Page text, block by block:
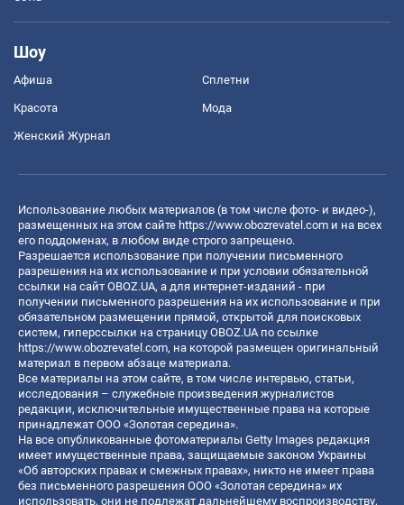
Шоу
Афиша Сплетни
Красота Мода
Женский Журнал
Использование любых материалов (в том числе фото- и видео-),
размещенных на этом сайте https://www.obozrevatel.com и на всех
его поддоменах, в любом виде строго запрещено.
Разрешается использование при получении письменного
разрешения на их использование и при условии обязательной
ссылки на сайт OBOZ.UA, а для интернет-изданий - при
получении письменного разрешения на их использование и при
обязательном размещении прямой, открытой для поисковых
систем, гиперссылки на страницу OBOZ.UA по ссылке
https://www.obozrevatel.com, на которой размещен оригинальный
материал в первом абзаце материала.
Все материалы на этом сайте, в том числе интервью, статьи,
исследования – служебные произведения журналистов
редакции, исключительные имущественные права на которые
принадлежат ООО «Золотая середина».
На все опубликованные фотоматериалы Getty Images редакция
имеет имущественные права, защищаемые законом Украины
«Об авторских правах и смежных правах», никто не имеет права
без письменного разрешения ООО «Золотая середина» их
использовать, они не подлежат дальнейшему воспроизводству,